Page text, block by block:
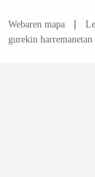
Webaren mapa |
gurekin harremanetan